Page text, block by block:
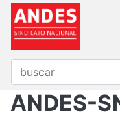
ANDES-